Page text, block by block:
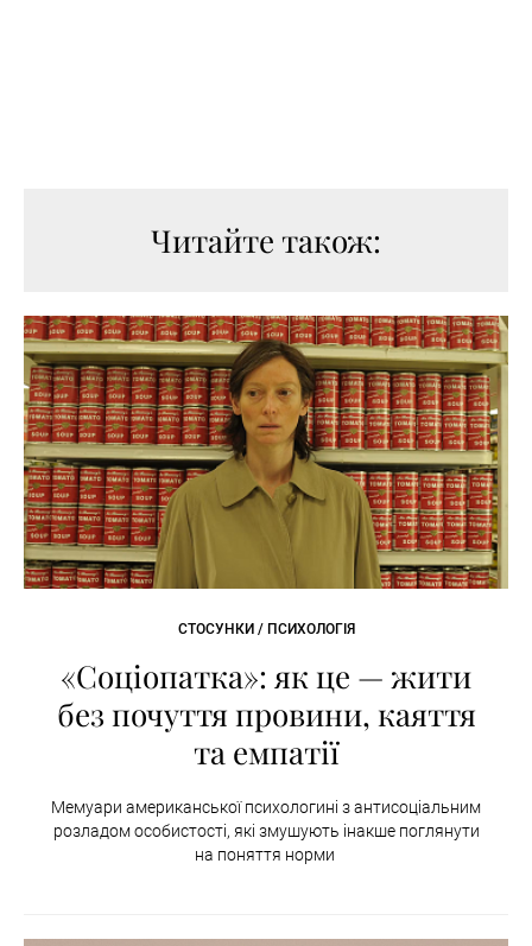
Читайте також:
СТОСУНКИ / ПСИХОЛОГІЯ
«Соціопатка»: як це — жити
без почуття провини, каяття
та емпатії
Мемуари американської психологині з антисоціальним
розладом особистості, які змушують інакше поглянути
на поняття норми